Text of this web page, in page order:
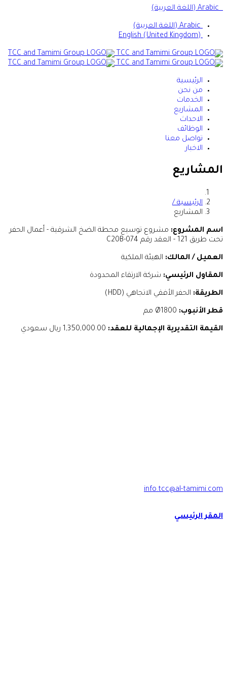
Arabic (اللغة العربية)
Arabic (اللغة العربية)
English (United Kingdom)
الرئيسية
من نحن
الخدمات
المشاريع
الاحداث
الوظائف
تواصل معنا
الاخبار
المشاريع
الرئيسية /
المشاريع
اسم المشروع: مشروع توسيع محطة الضخ الشرقية - أعمال الحفر
تحت طريق 121 - العقد رقم 074-C20B
العميل / المالك: الهيئة الملكية
المقاول الرئيسي: شركة الارتقاء المحدودة
الطريقة: الحفر الأفقي الاتجاهي (HDD)
قطر الأنبوب:
القيمة التقديرية الإجمالية للعقد:
info.tcc@al-tamimi.com
المقر الرئيسي